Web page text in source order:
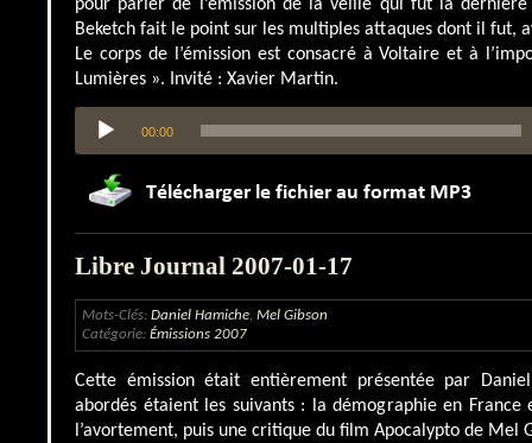
pour parler de l’émission de la veille qui fut la dernière
Beketch fait le point sur les multiples attaques dont il fut,
Le corps de l’émission est consacré à Voltaire et à
Lumières ». Invité : Xavier Martin.
Lecteur
audio
00:00
Libre Journal 2007-01-17
Mots-Clés: Daniel Hamiche, Mel Gibson
Catégorie: Émissions 2007
Cette émission était entièrement présentée par
abordés étaient les suivants : la démographie en France
l’avortement, puis une critique du film Apocalypto de Mel